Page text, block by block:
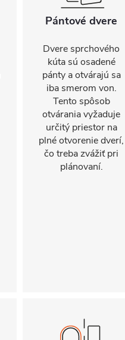
Pántové dvere
Dvere sprchového
kúta sú osadené
pánty a otvárajú sa
iba smerom von.
Tento spôsob
otvárania vyžaduje
určitý priestor na
plné otvorenie dverí,
čo treba zvážiť pri
plánovaní.